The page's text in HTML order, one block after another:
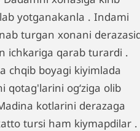
yotganakanla . Indami
turgan xonani
ichkariga qarab turardi .
chqib boyagi kiyimlada
ogʻziga olib
kotlarini derazaga
tursi ham kiymapdilar .